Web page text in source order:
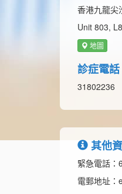
香港九龍尖
Unit 803,
地圖
診症電話
31802236
其他
緊急電話：
電郵地址